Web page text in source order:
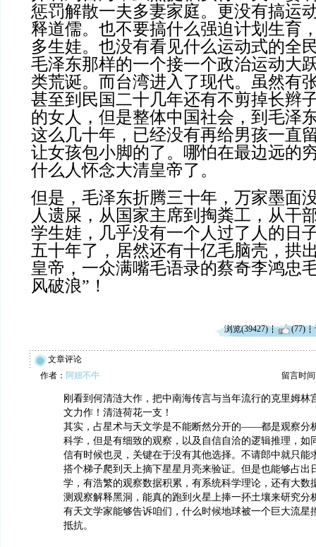
惩罚解散一夫多妻家庭。更没有搞运
释道儒。也不要搞什么强迫计划生育
多生娃。也没有看见什么运动式的全
毛泽东那样的一个接一个政治运动大
类荒诞。而台湾进入了现代。虽然有
甚至到民国二十几年还有不剪掉长辫
的女人，但是整体中国社会，到毛泽
这么几十年，已经没有再给男孩一直
让女孩包小脚的了。哪怕在最边远的
什么人怀念大清皇帝了。
但是，毛泽东折腾三十年，万家墨面
人遗屎，从国家主席到掏粪工，从干
学生娃，几乎没有一个人过了人的日
五十年了，居然还有十亿毛脑壳，拱
皇帝，一众满嘴毛语录的蔡奇李鸿忠
风破浪”！
浏览(39427) (77)
文章评论
作者： 阿妞不牛 留言时间
刚看到何清涟大作，把中南海传言与当年流行的克里姆林
文力作！清涟荷花一支！
其实，占星术与天文学是不能断然分开的——都是观察分
科学，但是有细致的观察，以及自信自洽的逻辑推理，如
信有时候也灵，关键在于没有其他选择。不请郎中就只能
搭个梯子爬到天上摘下星星月亮来验证。但是也能够占出
学，有浩繁的观察数据积累，有系统科学理论，还有大数
测观察解释黑洞，能真的跑到火星上捧一抔土壤来研究分
有天文学家能够告诉咱们，什么时候地球被一个巨大流星
抵抗。